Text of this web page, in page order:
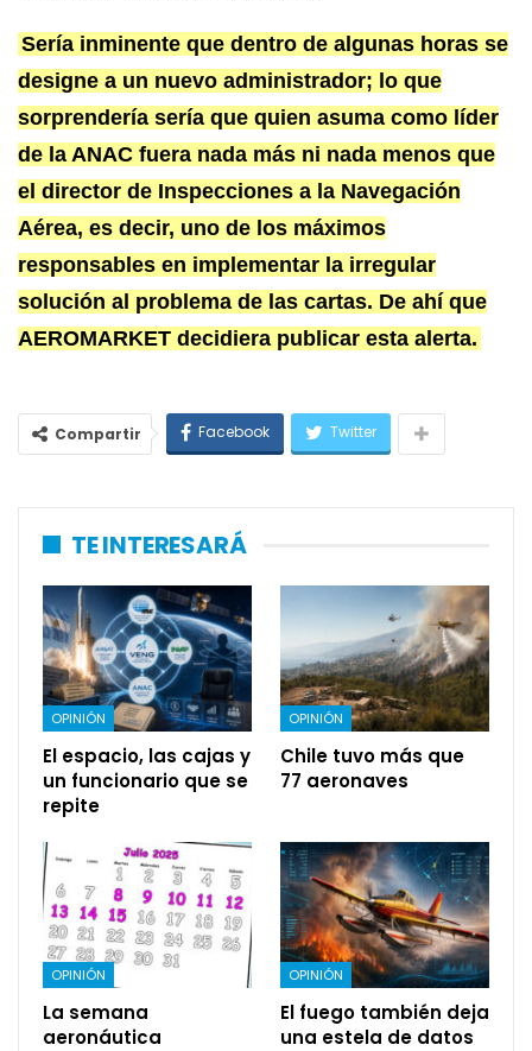
Sería inminente que dentro de algunas horas se
designe a un nuevo administrador; lo que
sorprendería sería que quien asuma como líder
de la ANAC fuera nada más ni nada menos que
el director de Inspecciones a la Navegación
Aérea, es decir, uno de los máximos
responsables en implementar la irregular
solución al problema de las cartas. De ahí que
AEROMARKET decidiera publicar esta alerta.
Compartir Facebook Twitter
TE INTERESARÁ
OPINIÓN
El espacio, las cajas y
un funcionario que se
repite
OPINIÓN
Chile tuvo más que
77 aeronaves
OPINIÓN
La semana
aeronáutica
OPINIÓN
El fuego también deja
una estela de datos